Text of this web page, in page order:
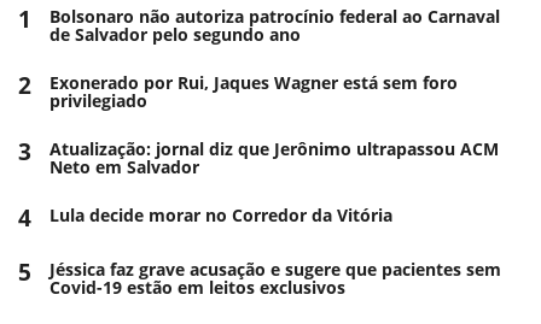
1 Bolsonaro não autoriza patrocínio federal ao Carnaval
de Salvador pelo segundo ano
2 Exonerado por Rui, Jaques Wagner está sem foro
privilegiado
3 Atualização: jornal diz que Jerônimo ultrapassou ACM
Neto em Salvador
4 Lula decide morar no Corredor da Vitória
5 Jéssica faz grave acusação e sugere que pacientes sem
Covid-19 estão em leitos exclusivos